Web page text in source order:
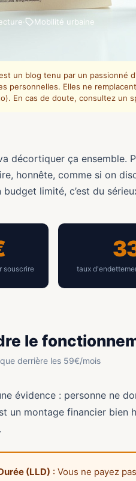
· Mobilité urbaine
un blog tenu par un passionné
personnelles. Elles ne
En cas de doute, consultez un
décortiquer ça ensemble.
honnête, comme si on
limité, c’est du
souscrire taux
le
derrière les 59€/mois
évidence : personne ne
un montage financier
(LLD) : Vous ne payez